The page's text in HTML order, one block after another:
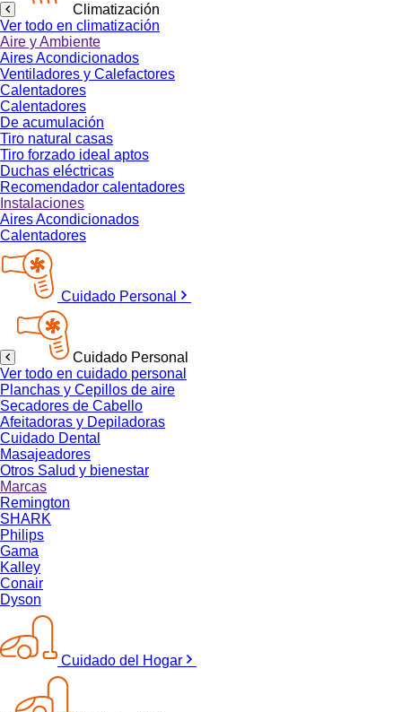
Climatización
Ver todo en climatización
Aire y Ambiente
Aires Acondicionados
Ventiladores y Calefactores
Calentadores
Calentadores
De acumulación
Tiro natural casas
Tiro forzado ideal aptos
Duchas eléctricas
Recomendador calentadores
Instalaciones
Aires Acondicionados
Calentadores
Cuidado Personal
Cuidado Personal
Ver todo en cuidado personal
Planchas y Cepillos de aire
Secadores de Cabello
Afeitadoras y Depiladoras
Cuidado Dental
Masajeadores
Otros Salud y bienestar
Marcas
Remington
SHARK
Philips
Gama
Kalley
Conair
Dyson
Cuidado del Hogar